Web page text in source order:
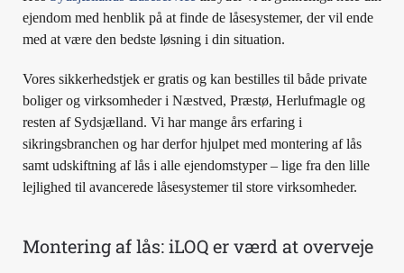
ejendom med henblik på at finde de låsesystemer, der vil ende
med at være den bedste løsning i din situation.
Vores sikkerhedstjek er gratis og kan bestilles til både private
boliger og virksomheder i Næstved, Præstø, Herlufmagle og
resten af Sydsjælland. Vi har mange års erfaring i
sikringsbranchen og har derfor hjulpet med montering af lås
samt udskiftning af lås i alle ejendomstyper – lige fra den lille
lejlighed til avancerede låsesystemer til store virksomheder.
Montering af lås: iLOQ er værd at overveje